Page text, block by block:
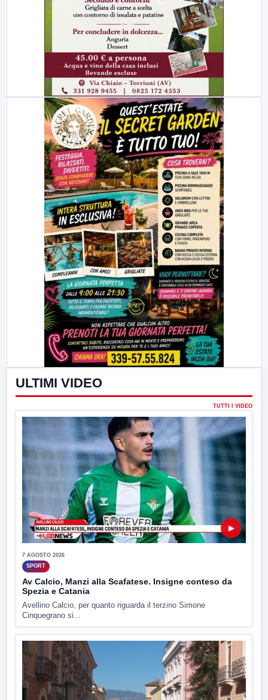
ULTIMI VIDEO
TUTTI I VIDEO
▶
7 AGOSTO 2026
SPORT
Av Calcio, Manzi alla Scafatese. Insigne conteso da
Spezia e Catania
Avellino Calcio, per quanto riguarda il terzino Simone
Cinquegrano si...